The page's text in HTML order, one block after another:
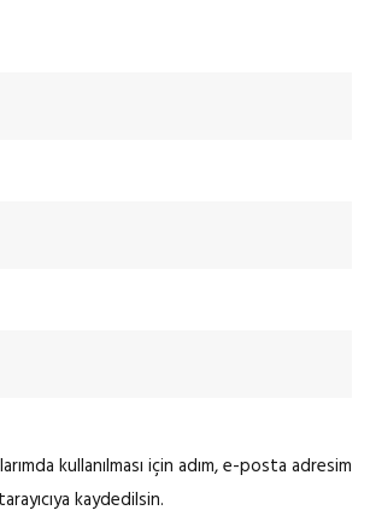
kullanılması için adım, e-posta adresim
kaydedilsin.